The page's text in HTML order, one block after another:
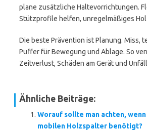
plane zusätzliche Haltevorrichtungen.
Stützprofile helfen, unregelmäßiges
Die beste Prävention ist Planung. Miss,
Puffer für Bewegung und Ablage. So
Zeitverlust, Schäden am Gerät und
Ähnliche Beiträge:
Worauf sollte man achten,
mobilen Holzspalter benötigt?